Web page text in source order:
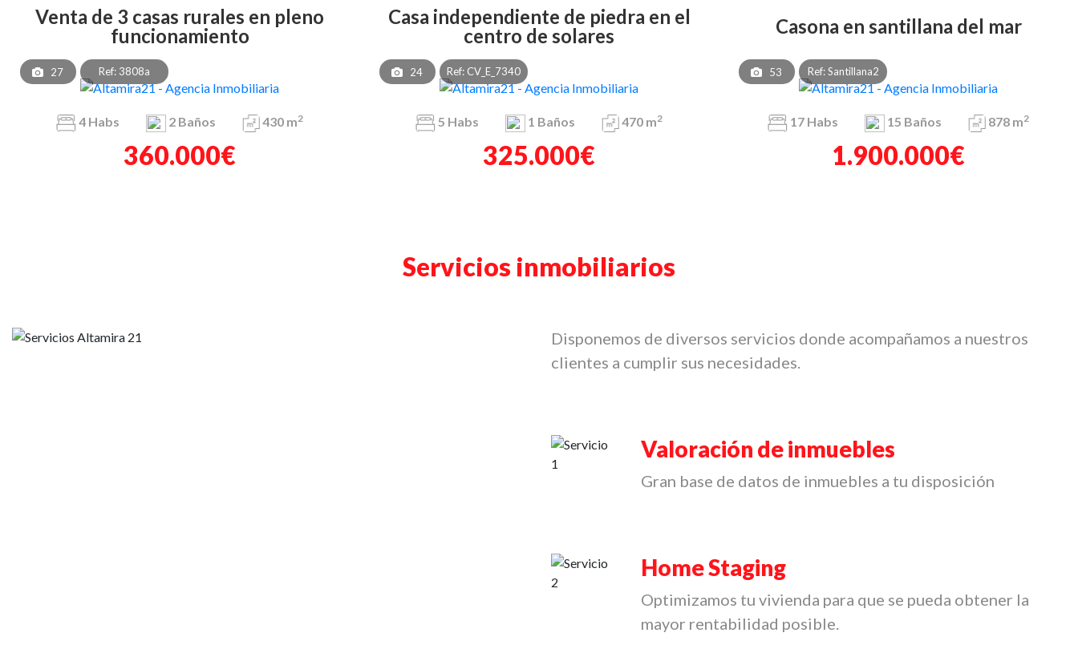
venta de 3 casas rurales en pleno
funcionamiento
27 Ref: 3808a
4 Habs 2 Baños 430 m2
360.000€
casa independiente de piedra en el
centro de solares
24 Ref: CV_E_7340
5 Habs 1 Baños 470 m2
325.000€
casona en santillana del mar
53 Ref: Santillana2
17 Habs 15 Baños 878 m2
1.900.000€
Servicios inmobiliarios
Disponemos de diversos servicios donde acompañamos a nuestros
clientes a cumplir sus necesidades.
Valoración de inmuebles
Gran base de datos de inmuebles a tu disposición
Home Staging
Optimizamos tu vivienda para que se pueda obtener la
mayor rentabilidad posible.